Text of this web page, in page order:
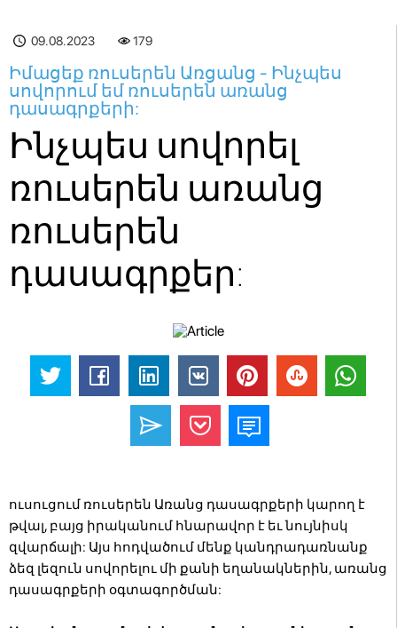
09.08.2023 179
Իմացեք ռուսերեն Առցանց - Ինչպես
սովորում եմ ռուսերեն առանց
դասագրքերի:
Ինչպես սովորել
ռուսերեն առանց
ռուսերեն
դասագրքեր:
ուսուցում ռուսերեն Առանց դասագրքերի կարող է
թվալ, բայց իրականում հնարավոր է եւ նույնիսկ
զվարճալի: Այս հոդվածում մենք կանդրադառնանք
ձեզ լեզուն սովորելու մի քանի եղանակներին, առանց
դասագրքերի օգտագործման: